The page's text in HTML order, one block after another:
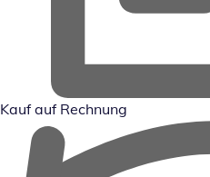
Kauf auf Rechnung